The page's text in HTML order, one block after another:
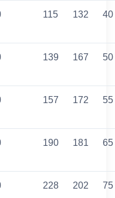
115 132 40
139 167 50
157 172 55
190 181 65
228 202 75